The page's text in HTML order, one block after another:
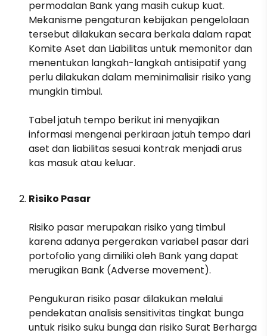
permodalan Bank yang masih cukup kuat.
Mekanisme pengaturan kebijakan pengelolaan
tersebut dilakukan secara berkala dalam rapat
Komite Aset dan Liabilitas untuk memonitor dan
menentukan langkah-langkah antisipatif yang
perlu dilakukan dalam meminimalisir risiko yang
mungkin timbul.
Tabel jatuh tempo berikut ini menyajikan
informasi mengenai perkiraan jatuh tempo dari
aset dan liabilitas sesuai kontrak menjadi arus
kas masuk atau keluar.
Risiko Pasar
Risiko pasar merupakan risiko yang timbul
karena adanya pergerakan variabel pasar dari
portofolio yang dimiliki oleh Bank yang dapat
merugikan Bank (Adverse movement).
Pengukuran risiko pasar dilakukan melalui
pendekatan analisis sensitivitas tingkat bunga
untuk risiko suku bunga dan risiko Surat Berharga